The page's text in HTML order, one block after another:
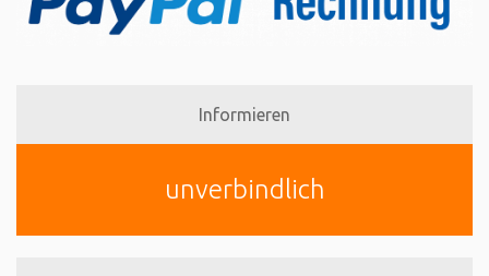
Informieren
unverbindlich